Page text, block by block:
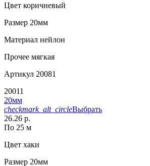
Цвет коричневый
Размер 20мм
Материал нейлон
Прочее мягкая
Артикул 20081
20011
20мм
checkmark_alt_circleВыбрать
26.26 р.
По 25 м
Цвет хаки
Размер 20мм